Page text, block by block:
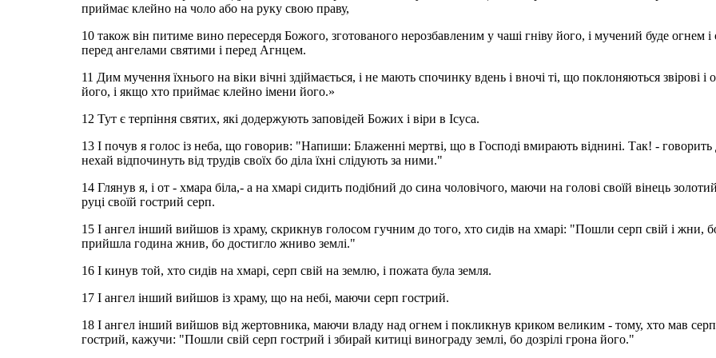
приймає клейно на чоло або на руку свою праву,
10 також він питиме вино пересердя Божого, зготованого нерозбавленим у чаші гніву його, і мучений буде огнем і
перед ангелами святими і перед Агнцем.
11 Дим мучення їхнього на віки вічні здіймається, і не мають спочинку вдень і вночі ті, що поклоняються звірові і
його, і якщо хто приймає клейно імени його.»
12 Тут є терпіння святих, які додержують заповідей Божих і віри в Ісуса.
13 І почув я голос із неба, що говорив: "Напиши: Блаженні мертві, що в Господі вмирають віднині. Так! -
нехай відпочинуть від трудів своїх бо діла їхні слідують за ними."
14 Глянув я, і от - хмара біла,- а на хмарі сидить подібний до сина чоловічого, маючи на голові своїй вінець
руці своїй гострий серп.
15 І ангел інший вийшов із храму, скрикнув голосом гучним до того, хто сидів на хмарі: "Пошли серп свій і жни,
прийшла година жнив, бо достигло жниво землі."
16 І кинув той, хто сидів на хмарі, серп свій на землю, і пожата була земля.
17 І ангел інший вийшов із храму, що на небі, маючи серп гострий.
18 І ангел інший вийшов від жертовника, маючи владу над огнем і покликнув криком великим - тому, хто мав серп
гострий, кажучи: "Пошли свій серп гострий і збирай китиці винограду землі, бо дозрілі грона його."